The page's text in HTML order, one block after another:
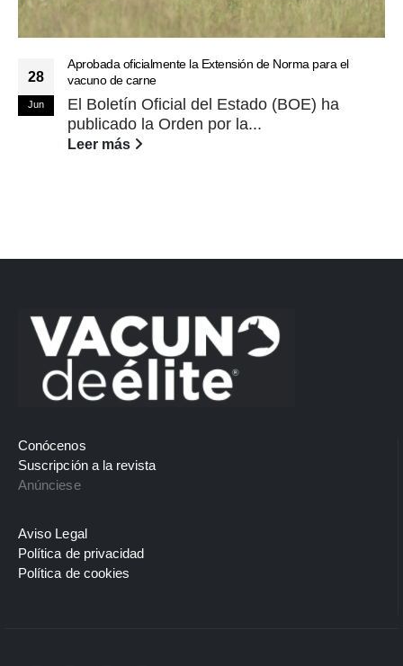
28
Jun
Aprobada oficialmente la Extensión de Norma para el
vacuno de carne
El Boletín Oficial del Estado (BOE) ha
publicado la Orden por la...
Leer más
Conócenos
Suscripción a la revista
Anúnciese
Aviso Legal
Política de privacidad
Política de cookies